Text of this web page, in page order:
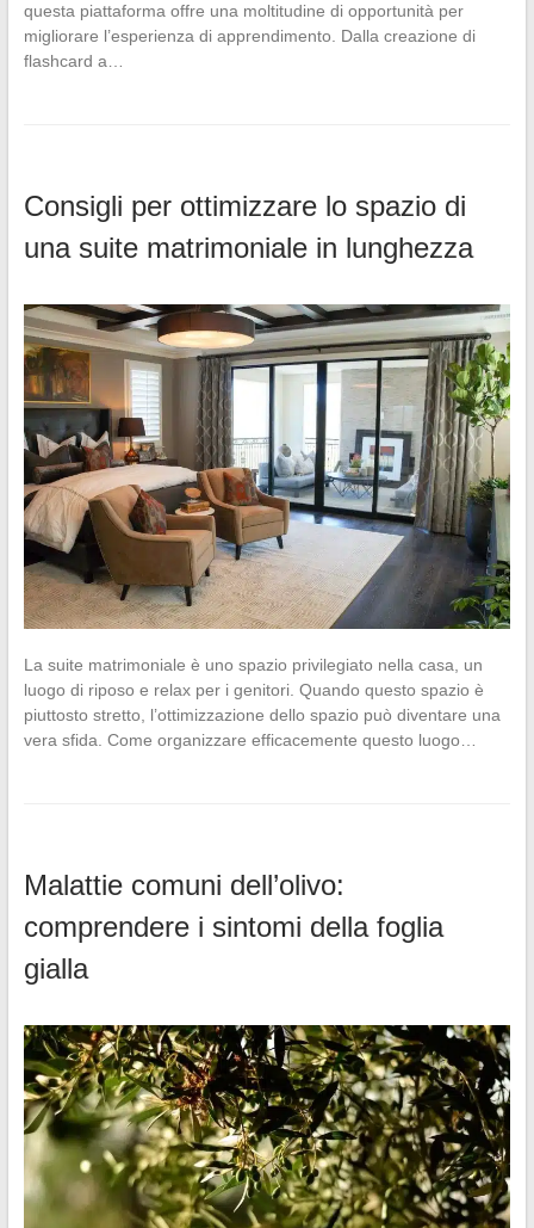
questa piattaforma offre una moltitudine di opportunità per
migliorare l’esperienza di apprendimento. Dalla creazione di
flashcard a…
Consigli per ottimizzare lo spazio di
una suite matrimoniale in lunghezza
La suite matrimoniale è uno spazio privilegiato nella casa, un
luogo di riposo e relax per i genitori. Quando questo spazio è
piuttosto stretto, l’ottimizzazione dello spazio può diventare una
vera sfida. Come organizzare efficacemente questo luogo…
Malattie comuni dell’olivo:
comprendere i sintomi della foglia
gialla